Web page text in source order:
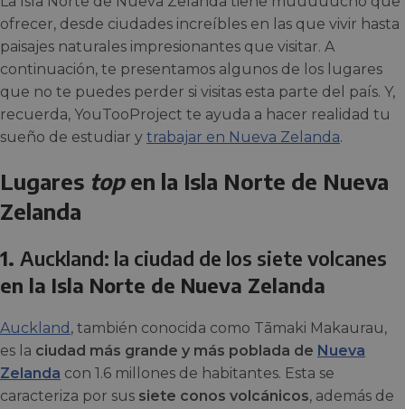
ofrecer, desde ciudades increíbles en las que vivir hasta
paisajes naturales impresionantes que visitar. A
continuación, te presentamos algunos de los lugares
que no te puedes perder si visitas esta parte del país. Y,
recuerda, YouTooProject te ayuda a hacer realidad tu
sueño de estudiar y trabajar en Nueva Zelanda.
Lugares topen la Isla Norte de Nueva
Zelanda
1. Auckland: la ciudad de los siete volcanes
en la Isla Norte de Nueva Zelanda
Auckland , también conocida como Tāmaki Makaurau,
es la ciudad más grande y más poblada de Nueva
Zelanda con 1.6 millones de habitantes. Esta se
caracteriza por sus siete conos volcánicos, además de